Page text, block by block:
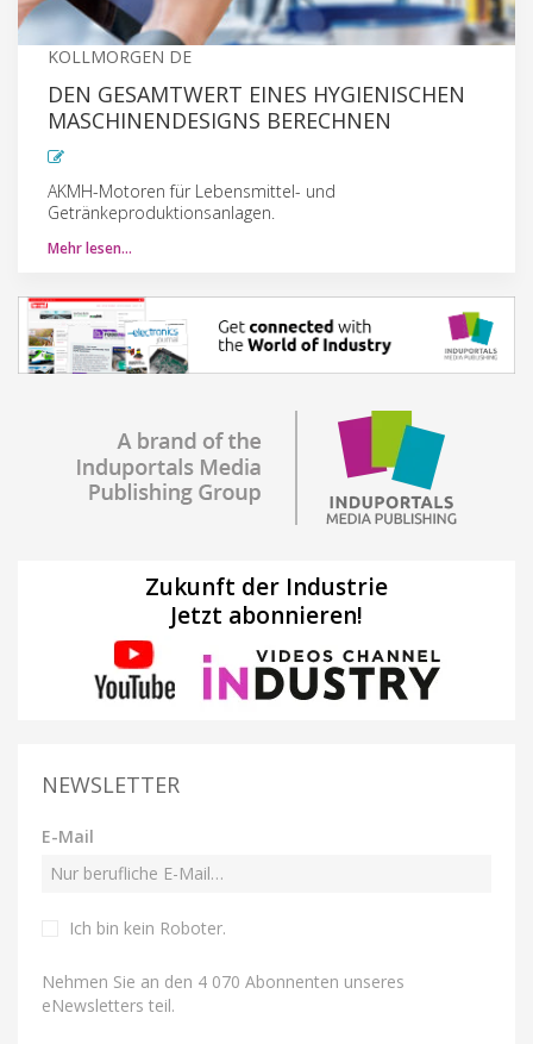
KOLLMORGEN DE
DEN GESAMTWERT EINES HYGIENISCHEN
MASCHINENDESIGNS BERECHNEN
AKMH-Motoren für Lebensmittel- und
Getränkeproduktionsanlagen.
Mehr lesen…
Zukunft der Industrie
Jetzt abonnieren!
NEWSLETTER
E-Mail
Ich bin kein Roboter.
Nehmen Sie an den 4 070 Abonnenten unseres
eNewsletters teil.